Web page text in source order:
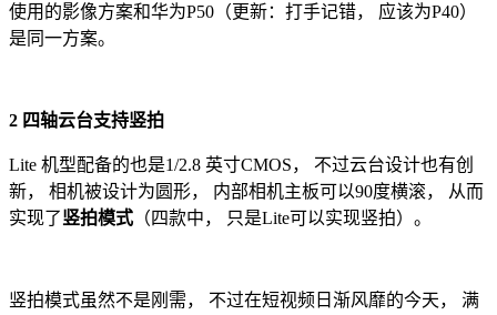
使用的影像方案和华为P50（更新：打手记错， 应该为P40）
是同一方案。
2 四轴云台支持竖拍
Lite 机型配备的也是1/2.8 英寸CMOS， 不过云台设计也有创
新， 相机被设计为圆形， 内部相机主板可以90度横滚， 从而
实现了竖拍模式 （四款中， 只是Lite可以实现竖拍）。
竖拍模式虽然不是刚需， 不过在短视频日渐风靡的今天， 满